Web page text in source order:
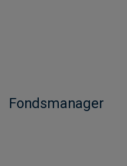
Fondsmanager​​​​​​​​​​​​​​​​​​​​